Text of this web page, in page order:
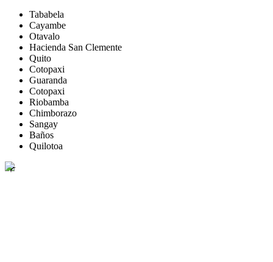
Tababela
Cayambe
Otavalo
Hacienda San Clemente
Quito
Cotopaxi
Guaranda
Cotopaxi
Riobamba
Chimborazo
Sangay
Baños
Quilotoa